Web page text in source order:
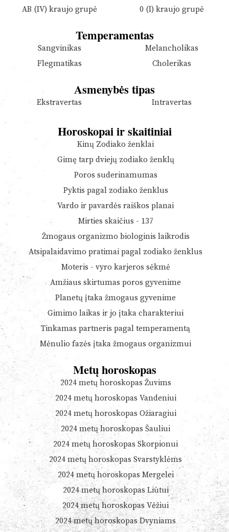
AB (IV) kraujo grupė
0 (I) kraujo grupė
Temperamentas
Sangvinikas
Melancholikas
Flegmatikas
Cholerikas
Asmenybės tipas
Ekstravertas Intravertas
Horoskopai ir skaitiniai
Kinų Zodiako ženklai
Gimę tarp dviejų zodiako ženklų
Poros suderinamumas
Pyktis pagal zodiako ženklus
Vardo ir pavardės raiškos planai
Mirties skaičius - 137
Žmogaus organizmo biologinis laikrodis
Atsipalaidavimo pratimai pagal zodiako ženklus
Moteris - vyro karjeros sėkmė
Amžiaus skirtumas poros gyvenime
Planetų įtaka žmogaus gyvenime
Gimimo laikas ir jo įtaka charakteriui
Tinkamas partneris pagal temperamentą
Mėnulio fazės įtaka žmogaus organizmui
Metų horoskopas
2024 metų horoskopas Žuvims
2024 metų horoskopas Vandeniui
2024 metų horoskopas Ožiaragiui
2024 metų horoskopas Šauliui
2024 metų horoskopas Skorpionui
2024 metų horoskopas Svarstyklėms
2024 metų horoskopas Mergelei
2024 metų horoskopas Liūtui
2024 metų horoskopas Vėžiui
2024 metų horoskopas Dvyniams